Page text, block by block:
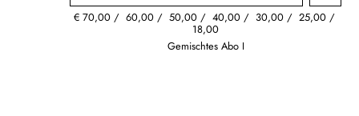
€ 70,00 60,00 50,00 40,00 30,00 25,00
18,00
Gemischtes Abo I